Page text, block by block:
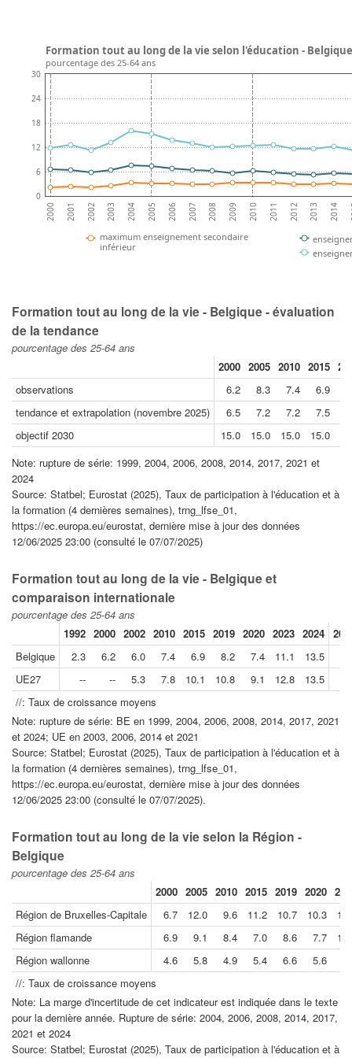
2000 2001 2002 2003 2004 2005 2006 2007 2008 2009 2010 2011 2012 2013 2014
0
6
12
18
24
30
maximum enseignement secondaire
inférieur
Formation tout au long de la vie selon l'éducation - Belgique
pourcentage des 25-64 ans
Formation tout au long de la vie - Belgique - évaluation
de la tendance
pourcentage des 25-64 ans
2000 2005 2010 2015
observations
6.2 8.3 7.4 6.9
tendance et extrapolation (novembre 2025)
6.5 7.2 7.2 7.5
objectif 2030
15.0 15.0 15.0 15.0
Note: rupture de série: 1999, 2004, 2006, 2008, 2014, 2017, 2021 et
2024
Source: Statbel; Eurostat (2025), Taux de participation à l'éducation et à
la formation (4 dernières semaines), trng_lfse_01,
https://ec.europa.eu/eurostat, dernière mise à jour des données
12/06/2025 23:00 (consulté le 07/07/2025)
Formation tout au long de la vie - Belgique et
comparaison internationale
pourcentage des 25-64 ans
1992 2000 2002 2010 2015 2019 2020 2023 2024
Belgique
2.3 6.2 6.0 7.4 6.9 8.2 7.4 11.1
13.5
UE27
-- -- 5.3 7.8 10.1 10.8 9.1 12.8
13.5
//: Taux de croissance moyens
Note: rupture de série: BE en 1999, 2004, 2006, 2008, 2014, 2017, 2021
et 2024; UE en 2003, 2006, 2014 et 2021
Source: Statbel; Eurostat (2025), Taux de participation à l'éducation et à
la formation (4 dernières semaines), trng_lfse_01,
https://ec.europa.eu/eurostat, dernière mise à jour des données
12/06/2025 23:00 (consulté le 07/07/2025).
Formation tout au long de la vie selon la Région -
Belgique
pourcentage des 25-64 ans
2000 2005 2010 2015 2019 2020
Région de Bruxelles-Capitale
6.7 12.0 9.6 11.2 10.7 10.3
Région flamande
6.9 9.1 8.4 7.0 8.6 7.7
Région wallonne
4.6 5.8 4.9 5.4 6.6 5.6
//: Taux de croissance moyens
Note: La marge d'incertitude de cet indicateur est indiquée dans le texte
pour la dernière année. Rupture de série: 2004, 2006, 2008, 2014, 2017,
2021 et 2024
Source: Statbel; Eurostat (2025), Taux de participation à l'éducation et à